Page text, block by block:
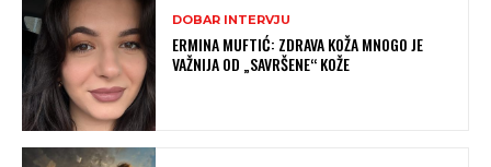
DOBAR INTERVJU
ERMINA MUFTIĆ: ZDRAVA KOŽA MNOGO JE
VAŽNIJA OD „SAVRŠENE“ KOŽE